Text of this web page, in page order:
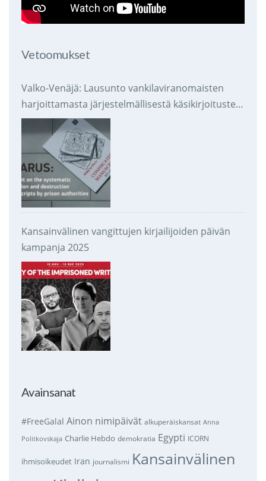
Vetoomukset
Valko-Venäjä: Lausunto vankilaviranomaisten
harjoittamasta järjestelmällisestä käsikirjoitusten
takavarikoinnista ja tuhoamisesta
Kansainvälinen vangittujen kirjailijoiden päivän
kampanja 2025
Avainsanat
#FreeGalal Ainon nimipäivät alkuperäiskansat Anna
Politkovskaja Charlie Hebdo demokratia Egypti ICORN
ihmisoikeudet Iran journalismi Kansainvälinen